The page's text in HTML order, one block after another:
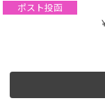
ポスト投函